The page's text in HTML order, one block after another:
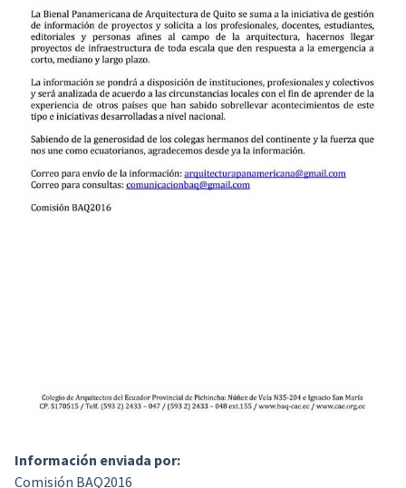
Información enviada por:
Comisión BAQ2016